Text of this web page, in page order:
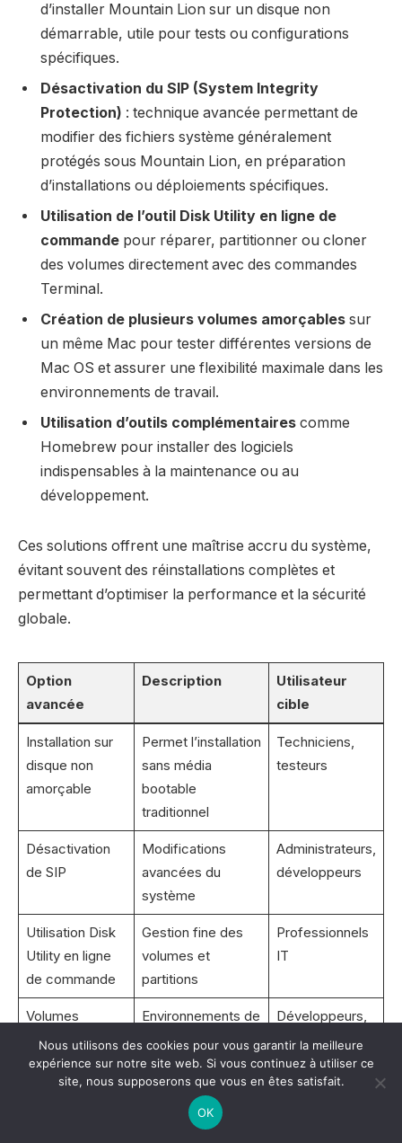
d’installer Mountain Lion sur un disque non
démarrable, utile pour tests ou configurations
spécifiques.
Désactivation du SIP (System Integrity
Protection) : technique avancée permettant de
modifier des fichiers système généralement
protégés sous Mountain Lion, en préparation
d’installations ou déploiements spécifiques.
Utilisation de l’outil Disk Utility en ligne de
commande pour réparer, partitionner ou cloner
des volumes directement avec des commandes
Terminal.
Création de plusieurs volumes amorçables sur
un même Mac pour tester différentes versions de
Mac OS et assurer une flexibilité maximale dans les
environnements de travail.
Utilisation d’outils complémentaires comme
Homebrew pour installer des logiciels
indispensables à la maintenance ou au
développement.
Ces solutions offrent une maîtrise accru du système,
évitant souvent des réinstallations complètes et
permettant d’optimiser la performance et la sécurité
globale.
Option
avancée
Description
Utilisateur
cible
Installation sur
disque non
amorçable
Permet l’installation
sans média
bootable
traditionnel
Techniciens,
testeurs
Désactivation
de SIP
Modifications
avancées du
système
Administrateurs,
développeurs
Utilisation Disk
Utility en ligne
de commande
Gestion fine des
volumes et
partitions
Professionnels
IT
Volumes
amorçables
multiples
Environnements de
test
Développeurs,
créateurs
Installation de
logiciels tiers
Nous utilisons des cookies pour vous garantir la meilleure
expérience sur notre site web. Si vous continuez à utiliser ce
site, nous supposerons que vous en êtes satisfait.
OK